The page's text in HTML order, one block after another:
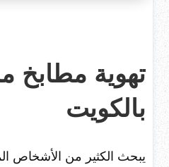
تهوية مطابخ
بالكويت
يبحث الكثير من الأشخاص